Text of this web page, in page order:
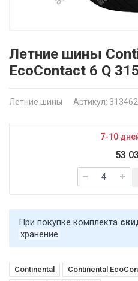
Летние шины
EcoContact 6 Q
Летние шины Артикул:
7-10
53
При покупке комплекта
хранение
Continental Continental